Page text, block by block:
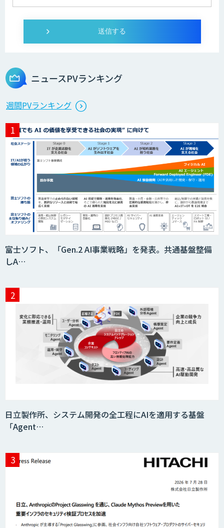
ニュースPVランキング
週間PVランキング
富士ソフト、「Gen.2 AI事業戦略」を発表。共通基盤整備
しA…
日立製作所、システム開発の全工程にAIを適用する基盤
「Agent…